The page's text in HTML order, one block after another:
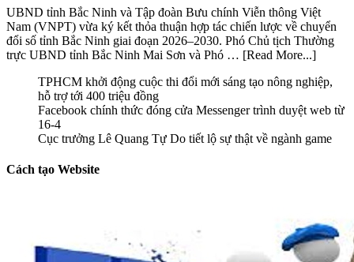
UBND tỉnh Bắc Ninh và Tập đoàn Bưu chính Viễn thông Việt
Nam (VNPT) vừa ký kết thỏa thuận hợp tác chiến lược về chuyển
đổi số tỉnh Bắc Ninh giai đoạn 2026–2030. Phó Chủ tịch Thường
trực UBND tỉnh Bắc Ninh Mai Sơn và Phó … [Read More...]
TPHCM khởi động cuộc thi đổi mới sáng tạo nông nghiệp,
hỗ trợ tới 400 triệu đồng
Facebook chính thức đóng cửa Messenger trình duyệt web từ
16-4
Cục trưởng Lê Quang Tự Do tiết lộ sự thật về ngành game
Cách tạo Website